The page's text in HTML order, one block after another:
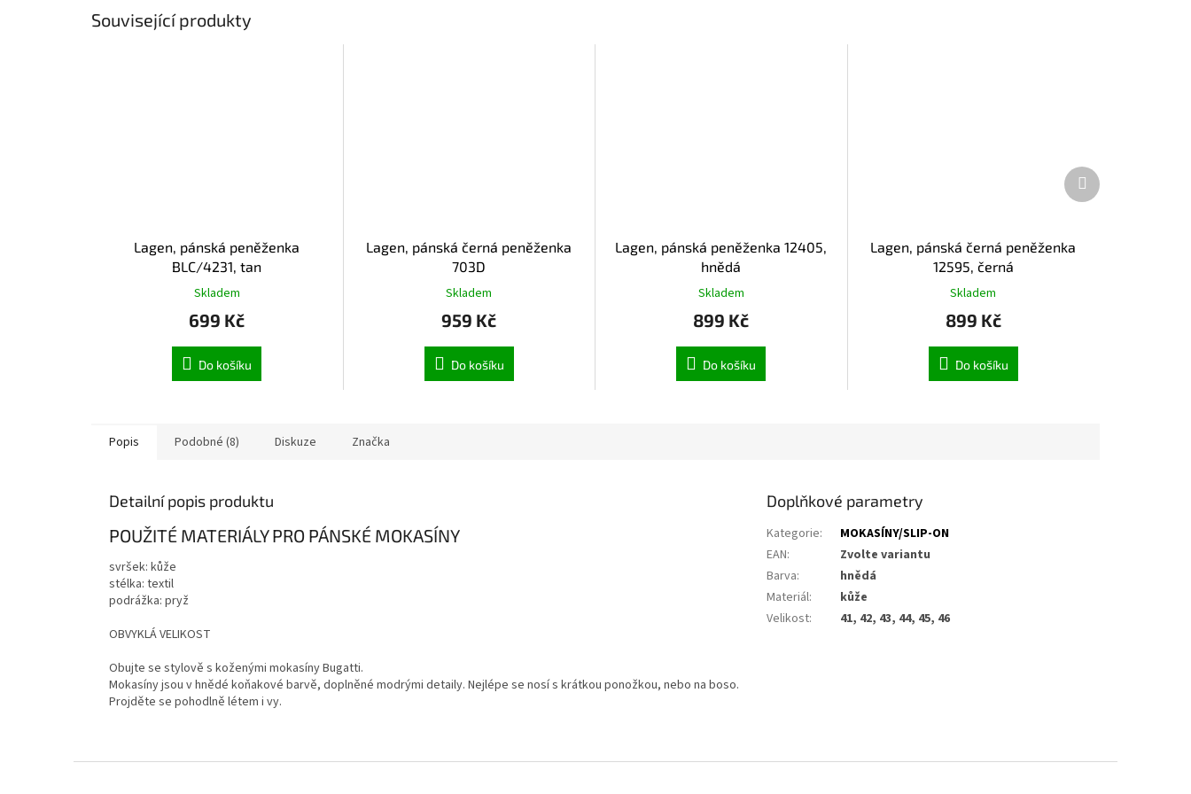
Související produkty
Lagen, pánská peněženka
BLC/4231, tan
Skladem
699 Kč
Do košíku
Lagen, pánská černá peněženka
703D
Skladem
959 Kč
Do košíku
Lagen, pánská peněženka 12405,
hnědá
Skladem
899 Kč
Do košíku
Lagen, pánská černá peněženka
12595, černá
Skladem
899 Kč
Do košíku
Další
produkt
Popis Podobné (8) Diskuze Značka
Detailní popis produktu
POUŽITÉ MATERIÁLY PRO PÁNSKÉ MOKASÍNY
svršek: kůže
stélka: textil
podrážka: pryž
OBVYKLÁ VELIKOST
Obujte se stylově s koženými mokasíny Bugatti.
Mokasíny jsou v hnědé koňakové barvě, doplněné modrými detaily. Nejlépe se nosí s krátkou ponožkou, nebo na boso.
Projděte se pohodlně létem i vy.
Doplňkové parametry
Kategorie:
MOKASÍNY/SLIP-ON
EAN:
Zvolte variantu
Barva:
hnědá
Materiál:
kůže
Velikost: 41, 42, 43, 44, 45, 46